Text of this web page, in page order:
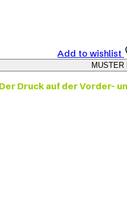
Add to wishlist
Der Druck auf der Vorder-